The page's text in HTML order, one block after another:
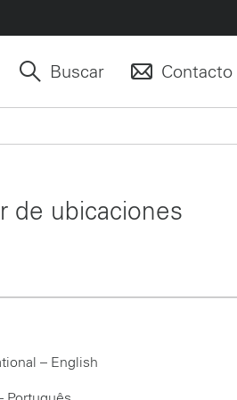
Buscar Contacto
de ubicaciones
– English